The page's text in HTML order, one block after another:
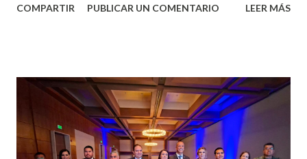
Muestra del Caballo Mexicano en la Pista Principal. La
COMPARTIR PUBLICAR UN COMENTARIO LEER MÁS